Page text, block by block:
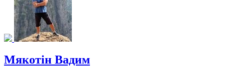
Мякотiн Вадим